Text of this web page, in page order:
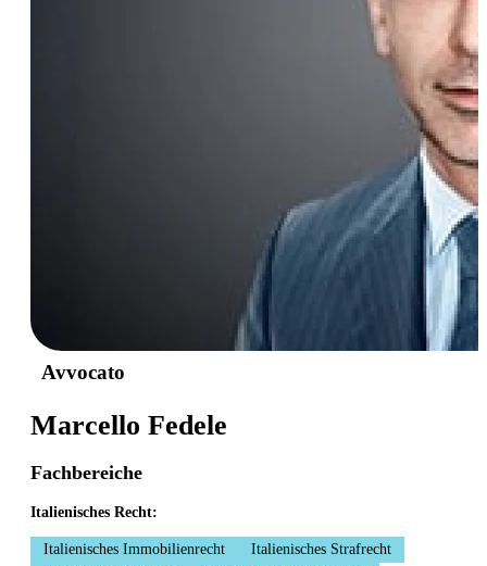
Avvocato
Marcello Fedele
Fachbereiche
Italienisches Recht:
Italienisches Immobilienrecht
Italienisches Strafrecht